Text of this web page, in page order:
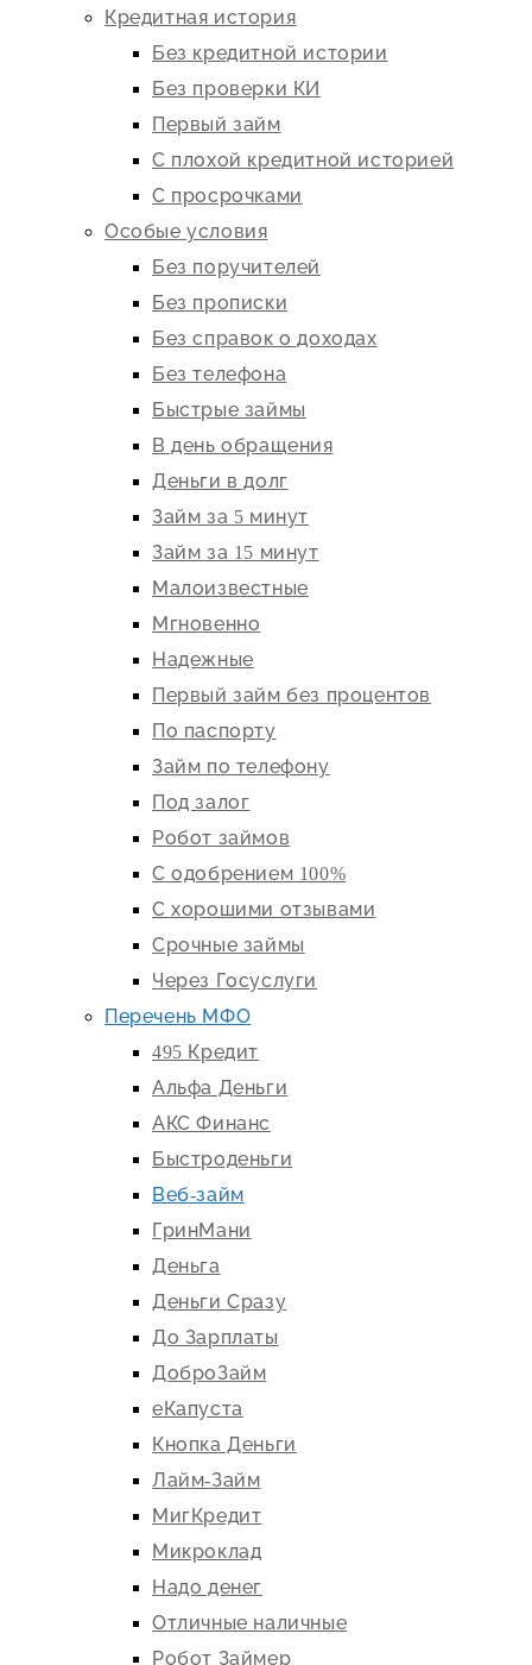
Кредитная история
Без кредитной истории
Без проверки КИ
Первый займ
С плохой кредитной историей
С просрочками
Особые условия
Без поручителей
Без прописки
Без справок о доходах
Без телефона
Быстрые займы
В день обращения
Деньги в долг
Займ за 5 минут
Займ за 15 минут
Малоизвестные
Мгновенно
Надежные
Первый займ без процентов
По паспорту
Займ по телефону
Под залог
Робот займов
С одобрением 100%
С хорошими отзывами
Срочные займы
Через Госуслуги
Перечень МФО
495 Кредит
Альфа Деньги
АКС Финанс
Быстроденьги
Веб-займ
ГринМани
Деньга
Деньги Сразу
До Зарплаты
ДоброЗайм
еКапуста
Кнопка Деньги
Лайм-Займ
МигКредит
Микроклад
Надо денег
Отличные наличные
Робот Займер